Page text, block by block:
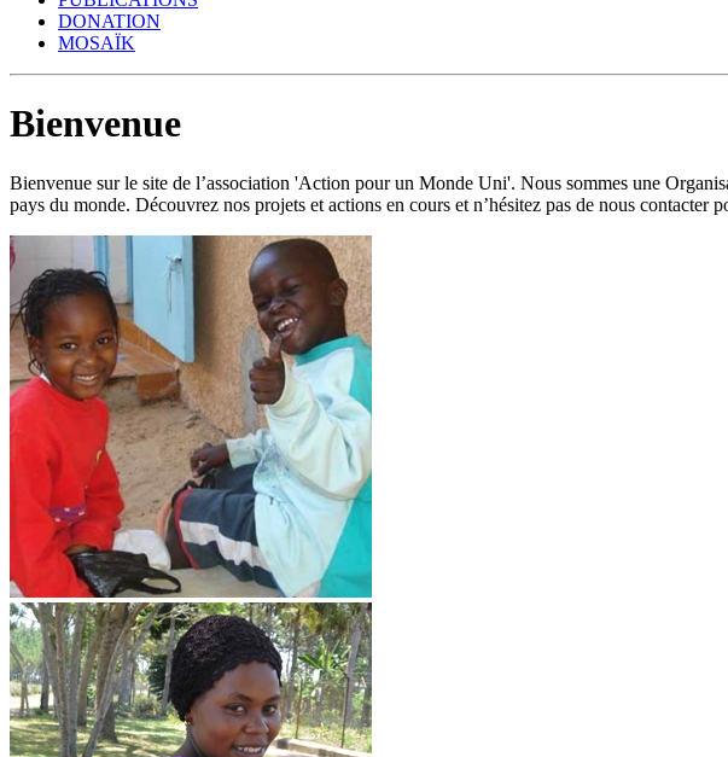
DONATION
MOSAÏK
Bienvenue
Bienvenue sur le site de l’association 'Action pour un Monde Uni'. Nous sommes une
pays du monde. Découvrez nos projets et actions en cours et n’hésitez pas de nous